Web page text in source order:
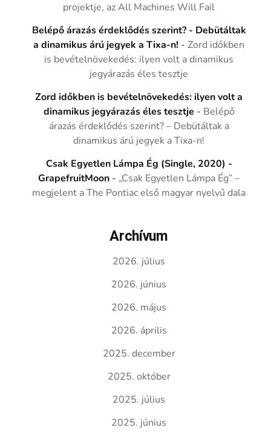
projektje, az All Machines Will Fail
Belépő árazás érdeklődés szerint? - Debütáltak
a dinamikus árú jegyek a Tixa-n! -Zord időkben
is bevételnövekedés: ilyen volt a dinamikus
jegyárazás éles tesztje
Zord időkben is bevételnövekedés: ilyen volt a
dinamikus jegyárazás éles tesztje - Belépő
árazás érdeklődés szerint? – Debütáltak a
dinamikus árú jegyek a Tixa-n!
Csak Egyetlen Lámpa Ég (Single, 2020) -
GrapefruitMoon - „Csak Egyetlen Lámpa Ég” –
megjelent a The Pontiac első magyar nyelvű dala
Archívum
2026. július
2026. június
2026. május
2026. április
2025. december
2025. október
2025. július
2025. június